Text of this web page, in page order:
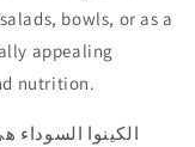
bowls, or as a
appealing
nutrition.
الكينوا السوداء